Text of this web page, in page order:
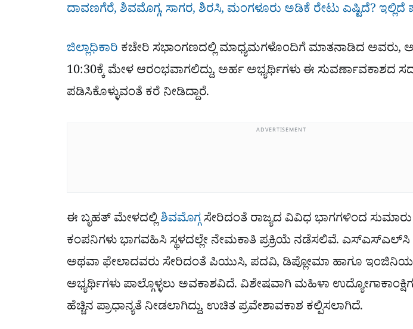
ದಾವಣಗೆರೆ, ಶಿವಮೊಗ್ಗ, ಸಾಗರ, ಶಿರಸಿ, ಮಂಗಳೂರು ಅಡಿಕೆ ರೇಟು ಎಷ್ಟಿದೆ? ಇಲ್ಲಿದೆ
ಜಿಲ್ಲಾಧಿಕಾರಿ ಕಚೇರಿ ಸಭಾಂಗಣದಲ್ಲಿ ಮಾಧ್ಯಮಗಳೊಂದಿಗೆ ಮಾತನಾಡಿದ ಅವರು,
10:30ಕ್ಕೆ ಮೇಳ ಆರಂಭವಾಗಲಿದ್ದು, ಅರ್ಹ ಅಭ್ಯರ್ಥಿಗಳು ಈ ಸುವರ್ಣಾವಕಾಶದ
ಪಡಿಸಿಕೊಳ್ಳುವಂತೆ ಕರೆ ನೀಡಿದ್ದಾರೆ.
ADVERTISEMENT
ಈ ಬೃಹತ್ ಮೇಳದಲ್ಲಿಶಿವಮೊಗ್ಗಸೇರಿದಂತೆ ರಾಜ್ಯದ ವಿವಿಧ ಭಾಗಗಳಿಂದ ಸುಮಾರು
ಕಂಪನಿಗಳು ಭಾಗವಹಿಸಿ ಸ್ಥಳದಲ್ಲೇ ನೇಮಕಾತಿ ಪ್ರಕ್ರಿಯೆ ನಡೆಸಲಿವೆ. ಎಸ್‌ಎಸ್‌ಎಲ್‌ಸಿ
ಅಥವಾ ಫೇಲಾದವರು ಸೇರಿದಂತೆ ಪಿಯುಸಿ, ಪದವಿ, ಡಿಪ್ಲೋಮಾ ಹಾಗೂ
ಅಭ್ಯರ್ಥಿಗಳು ಪಾಲ್ಗೊಳ್ಳಲು ಅವಕಾಶವಿದೆ. ವಿಶೇಷವಾಗಿ ಮಹಿಳಾ
ಹೆಚ್ಚಿನ ಪ್ರಾಧಾನ್ಯತೆ ನೀಡಲಾಗಿದ್ದು, ಉಚಿತ ಪ್ರವೇಶಾವಕಾಶ ಕಲ್ಪಿಸಲಾಗಿದೆ.